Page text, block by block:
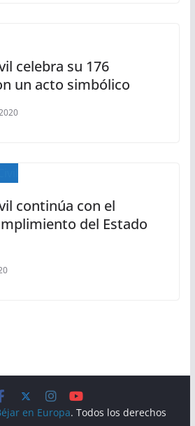
celebra su 176
un acto simbólico
continúa con el
del Estado
en Europa. Todos los derechos